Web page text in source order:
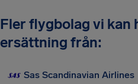
Fler flygbolag vi kan
ersättning från:
Sas Scandinavian Airlines